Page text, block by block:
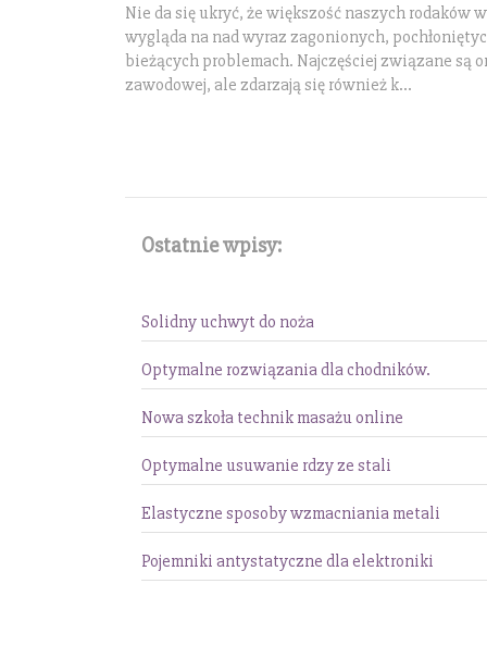
Nie da się ukryć, że większość naszych rodaków
wygląda na nad wyraz zagonionych,
bieżących problemach. Najczęściej związane są
zawodowej, ale zdarzają się również k...
Ostatnie wpisy:
Solidny uchwyt do noża
Optymalne rozwiązania dla chodników.
Nowa szkoła technik masażu online
Optymalne usuwanie rdzy ze stali
Elastyczne sposoby wzmacniania metali
Pojemniki antystatyczne dla elektroniki